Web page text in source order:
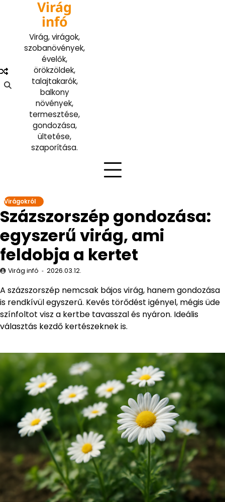
Virág
infó
Virág, virágok,
szobanövények,
évelők,
örökzöldek,
talajtakarók,
balkony
növények,
termesztése,
gondozása,
ültetése,
szaporítása.
Virágokról
Százszorszép gondozása:
egyszerű virág, ami
feldobja a kertet
Virág infó 2026.03.12.
A százszorszép nemcsak bájos virág, hanem gondozása
is rendkívül egyszerű. Kevés törődést igényel, mégis üde
színfoltot visz a kertbe tavasszal és nyáron. Ideális
választás kezdő kertészeknek is.